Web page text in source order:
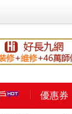
優惠券